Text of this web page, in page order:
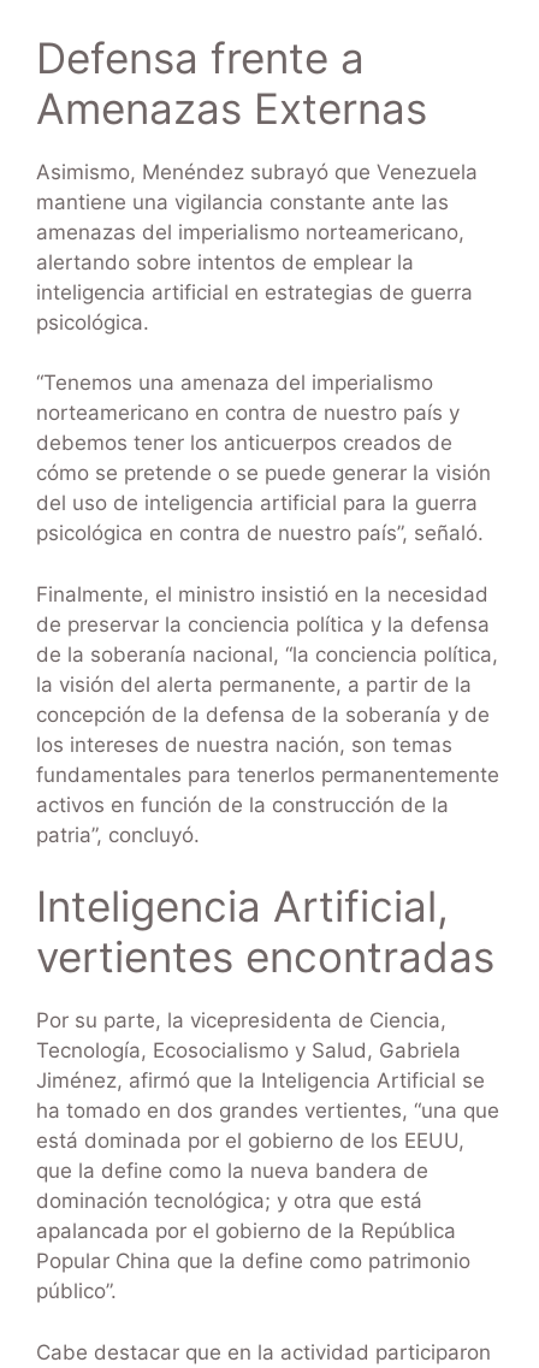
Defensa frente a
Amenazas Externas
Asimismo, Menéndez subrayó que Venezuela
mantiene una vigilancia constante ante las
amenazas del imperialismo norteamericano,
alertando sobre intentos de emplear la
inteligencia artificial en estrategias de guerra
psicológica.
“Tenemos una amenaza del imperialismo
norteamericano en contra de nuestro país y
debemos tener los anticuerpos creados de
cómo se pretende o se puede generar la visión
del uso de inteligencia artificial para la guerra
psicológica en contra de nuestro país”, señaló.
Finalmente, el ministro insistió en la necesidad
de preservar la conciencia política y la defensa
de la soberanía nacional, “la conciencia política,
la visión del alerta permanente, a partir de la
concepción de la defensa de la soberanía y de
los intereses de nuestra nación, son temas
fundamentales para tenerlos permanentemente
activos en función de la construcción de la
patria”, concluyó.
Inteligencia Artificial,
vertientes encontradas
Por su parte, la vicepresidenta de Ciencia,
Tecnología, Ecosocialismo y Salud, Gabriela
Jiménez, afirmó que la Inteligencia Artificial se
ha tomado en dos grandes vertientes, “una que
está dominada por el gobierno de los EEUU,
que la define como la nueva bandera de
dominación tecnológica; y otra que está
apalancada por el gobierno de la República
Popular China que la define como patrimonio
público”.
Cabe destacar que en la actividad participaron